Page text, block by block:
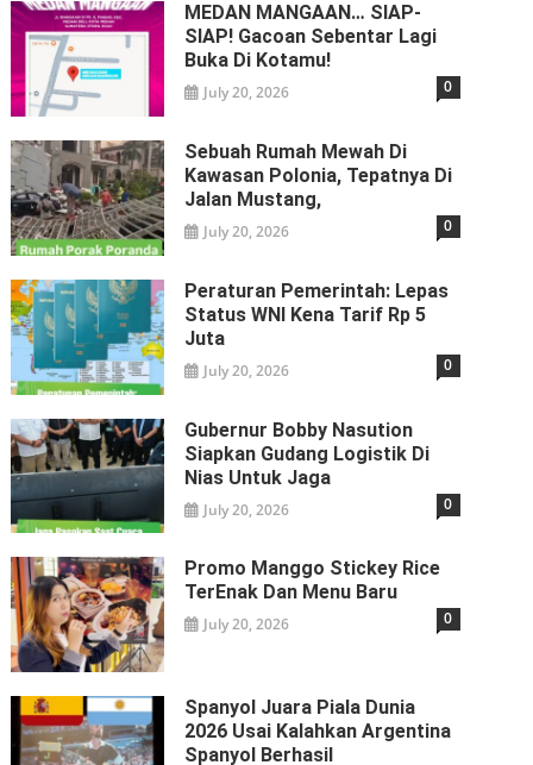
MEDAN MANGAAN… SIAP-
SIAP! Gacoan Sebentar Lagi
Buka Di Kotamu!
July 20, 2026 0
Sebuah Rumah Mewah Di
Kawasan Polonia, Tepatnya Di
Jalan Mustang,
July 20, 2026 0
Peraturan Pemerintah: Lepas
Status WNI Kena Tarif Rp 5
Juta
July 20, 2026 0
Gubernur Bobby Nasution
Siapkan Gudang Logistik Di
Nias Untuk Jaga
July 20, 2026 0
Promo Manggo Stickey Rice
TerEnak Dan Menu Baru
July 20, 2026 0
Spanyol Juara Piala Dunia
2026 Usai Kalahkan Argentina
Spanyol Berhasil